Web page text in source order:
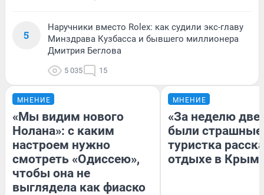
5
Наручники вместо Rolex: как судили экс-главу
Минздрава Кузбасса и бывшего миллионера
Дмитрия Беглова
5 035 15
МНЕНИЕ
«Мы видим нового
Нолана»: с каким
настроем нужно
смотреть «Одиссею»,
чтобы она не
выглядела как фиаско
МНЕНИЕ
«За неделю две
были
туристка
отдыхе в